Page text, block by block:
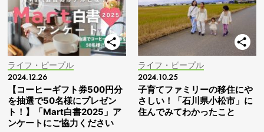
ライフ・ピープル
2024.12.26
【コーヒーギフト券500円分
を抽選で50名様にプレゼン
ト！】「Mart白書2025」ア
ンケートにご協力ください
ライフ・ピープル
2024.10.25
子育てファミリーの移住にや
さしい！「石川県小松市」に
住んでみてわかったこと